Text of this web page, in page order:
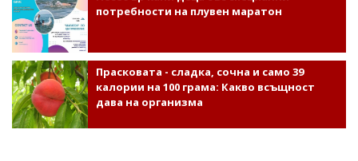
потребности на плувен маратон
Прасковата - сладка, сочна и само 39
калории на 100 грама: Какво всъщност
дава на организма